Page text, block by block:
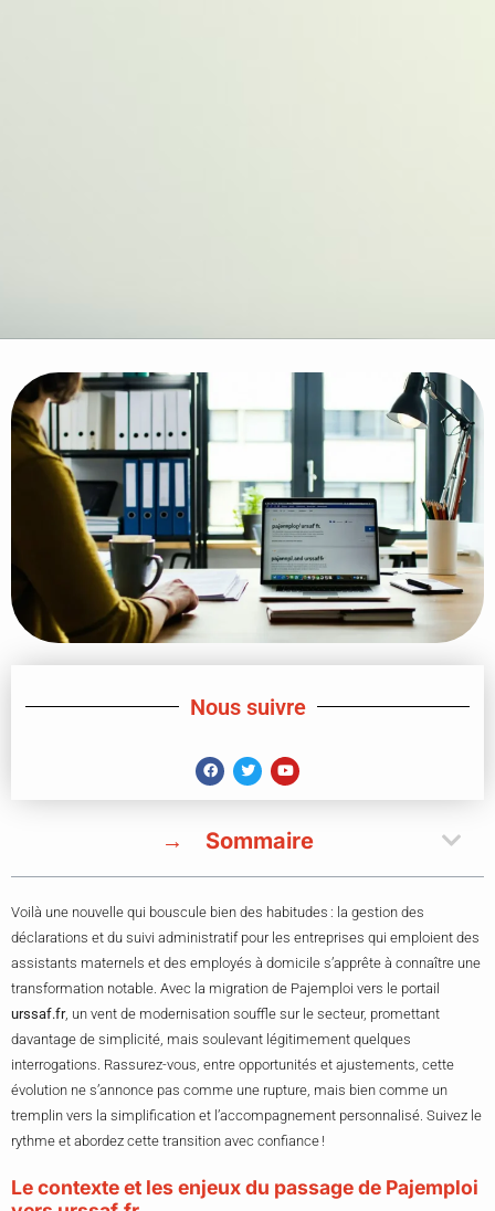
Nous suivre
Sommaire
Voilà une nouvelle qui bouscule bien des habitudes : la gestion des
déclarations et du suivi administratif pour les entreprises qui emploient des
assistants maternels et des employés à domicile s’apprête à connaître une
transformation notable. Avec la migration de Pajemploi vers le portail
urssaf.fr, un vent de modernisation souffle sur le secteur, promettant
davantage de simplicité, mais soulevant légitimement quelques
interrogations. Rassurez-vous, entre opportunités et ajustements, cette
évolution ne s’annonce pas comme une rupture, mais bien comme un
tremplin vers la simplification et l’accompagnement personnalisé. Suivez le
rythme et abordez cette transition avec confiance !
Le contexte et les enjeux du passage de Pajemploi